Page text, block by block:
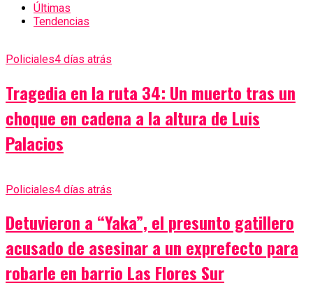
Últimas
Tendencias
Policiales4 días atrás
Tragedia en la ruta 34: Un muerto tras un
choque en cadena a la altura de Luis
Palacios
Policiales4 días atrás
Detuvieron a “Yaka”, el presunto gatillero
acusado de asesinar a un exprefecto para
robarle en barrio Las Flores Sur